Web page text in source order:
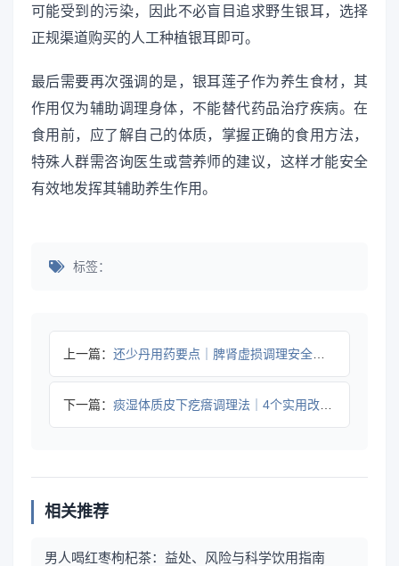
可能受到的污染，因此不必盲目追求野生银耳，选择
正规渠道购买的人工种植银耳即可。
最后需要再次强调的是，银耳莲子作为养生食材，其
作用仅为辅助调理身体，不能替代药品治疗疾病。在
食用前，应了解自己的体质，掌握正确的食用方法，
特殊人群需咨询医生或营养师的建议，这样才能安全
有效地发挥其辅助养生作用。
标签：
上一篇： 还少丹用药要点｜脾肾虚损调理安全指南
下一篇： 痰湿体质皮下疙瘩调理法｜4个实用改善技巧
相关推荐
男人喝红枣枸杞茶：益处、风险与科学饮用指南